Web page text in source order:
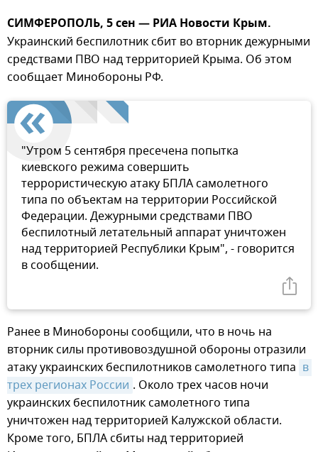
СИМФЕРОПОЛЬ, 5 сен — РИА Новости Крым.
Украинский беспилотник сбит во вторник дежурными
средствами ПВО над территорией Крыма. Об этом
сообщает Минобороны РФ.
"Утром 5 сентября пресечена попытка
киевского режима совершить
террористическую атаку БПЛА самолетного
типа по объектам на территории Российской
Федерации. Дежурными средствами ПВО
беспилотный летательный аппарат уничтожен
над территорией Республики Крым", - говорится
в сообщении.
Ранее в Минобороны сообщили, что в ночь на
вторник силы противовоздушной обороны отразили
атаку украинских беспилотников самолетного типа в
трех регионах России . Около трех часов ночи
украинских беспилотник самолетного типа
уничтожен над территорией Калужской области.
Кроме того, БПЛА сбиты над территорией